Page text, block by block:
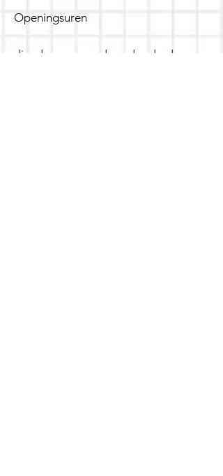
Openingsuren
dinsdag - woensdag- donderdag: